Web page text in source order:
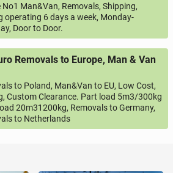
No1 Man&Van, Removals, Shipping,
operating 6 days a week, Monday-
Door to Door.
Removals to Europe, Man & Van
to Poland, Man&Van to EU, Low Cost,
Custom Clearance. Part load 5m3/300kg
20m31200kg, Removals to Germany,
to Netherlands